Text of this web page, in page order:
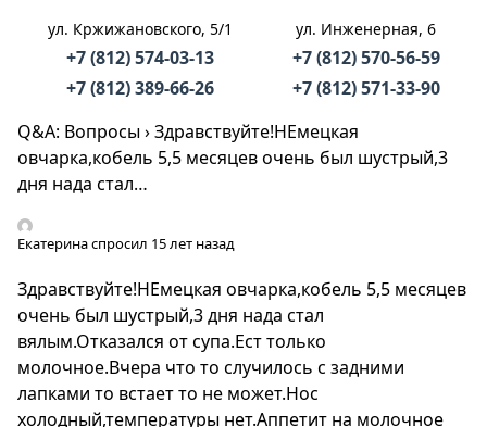
ул. Кржижановского, 5/1
+7 (812) 574-03-13
+7 (812) 389-66-26
ул. Инженерная, 6
+7 (812) 570-56-59
+7 (812) 571-33-90
Q&A: Вопросы›Здравствуйте!НЕмецкая
овчарка,кобель 5,5 месяцев очень был шустрый,3
дня нада стал…
Екатеринаспросил 15 лет назад
Здравствуйте!НЕмецкая овчарка,кобель 5,5 месяцев
очень был шустрый,3 дня нада стал
вялым.Отказался от супа.Ест только
молочное.Вчера что то случилось с задними
лапками то встает то не может.Нос
холодный,температуры нет.Аппетит на молочное